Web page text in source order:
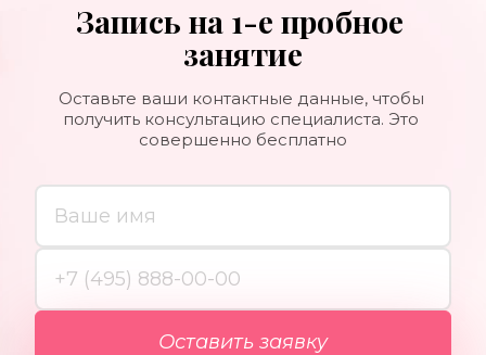
Запись на 1-е пробное
занятие
Оставьте ваши контактные данные, чтобы
получить консультацию специалиста. Это
совершенно бесплатно
Оставить заявку